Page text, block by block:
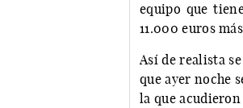
equipo que
11.000 euros
Así de realista
que ayer noche
la que